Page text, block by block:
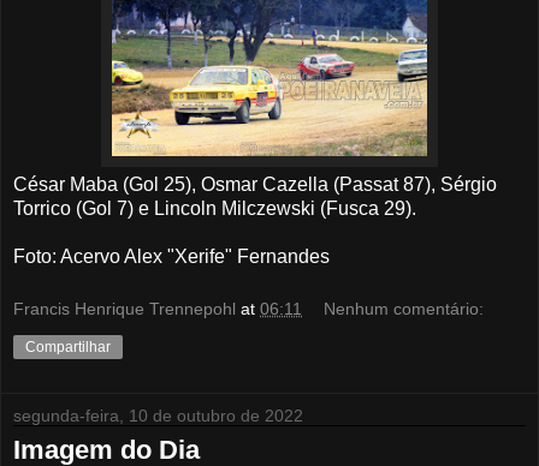
César Maba (Gol 25), Osmar Cazella (Passat 87), Sérgio
Torrico (Gol 7) e Lincoln Milczewski (Fusca 29).
Foto: Acervo Alex "Xerife" Fernandes
Francis Henrique Trennepohl at 06:11 Nenhum comentário:
Compartilhar
segunda-feira, 10 de outubro de 2022
Imagem do Dia